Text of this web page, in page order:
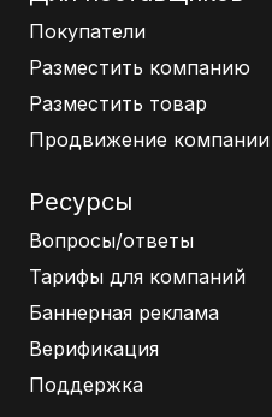
Покупатели
Разместить компанию
Разместить товар
Продвижение компании
Ресурсы
Вопросы/ответы
Тарифы для компаний
Баннерная реклама
Верификация
Поддержка